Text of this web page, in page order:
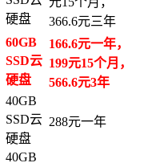
硬盘
366.6元三年
60GB
SSD云
硬盘
166.6元一年，
199元15个月，
566.6元3年
40GB
SSD云
硬盘
288元一年
40GB